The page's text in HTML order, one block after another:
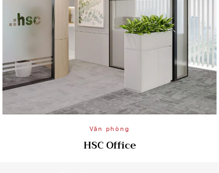
Văn phòng
HSC Office